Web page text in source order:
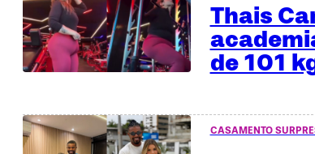
Thais
de 101
CASAMENTO